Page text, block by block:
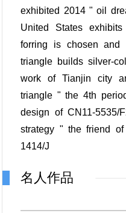
exhibited 2014 " oil
United States
forring is chosen and
triangle builds silver-
work of Tianjin city
triangle " the 4th
design of CN11-5535/
strategy " the friend
1414/J
名人作品